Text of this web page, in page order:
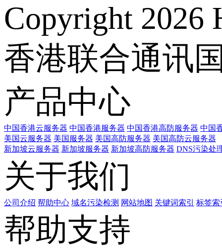
Copyright 2026
香港联合通讯
产品中心
中国香港云服务器 中国香港服务器 中国香港高防服务器 中国
美国云服务器 美国服务器 美国高防服务器 美国高防云服务器
新加坡云服务器 新加坡服务器 新加坡高防服务器 DNS污染处
关于我们
公司介绍 帮助中心 域名污染检测 网站地图 关键词索引 标签索
帮助支持